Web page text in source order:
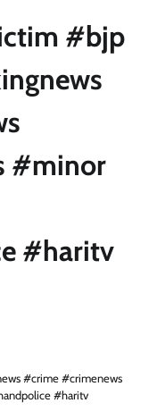
#bjp
#minor
#haritv
#crime #crimenews
#haritv